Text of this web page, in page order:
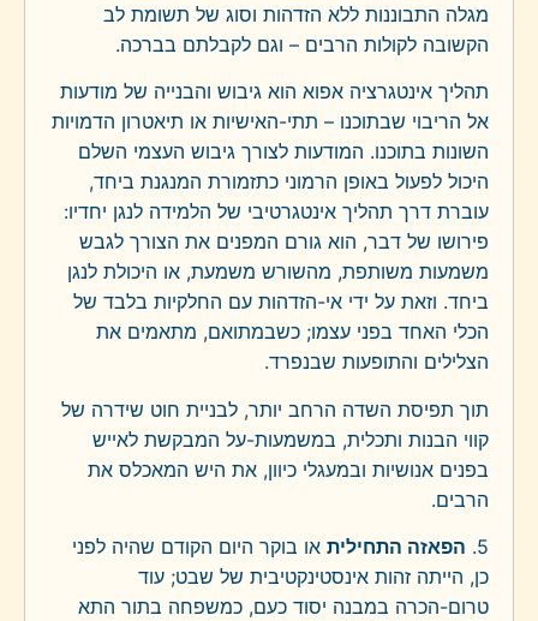
מגלה התבוננות ללא הזדהות וסוג של תשומת לב
הקשובה לקולות הרבים – וגם לקבלתם בברכה.
תהליך אינטגרציה אפוא הוא גיבוש והבנייה של מודעות
אל הריבוי שבתוכנו – תתי-האישיות או תיאטרון הדמויות
השונות בתוכנו. המודעות לצורך גיבוש העצמי השלם
היכול לפעול באופן הרמוני כתזמורת המנגנת ביחד,
עוברת דרך תהליך אינטגרטיבי של הלמידה לנגן יחדיו:
פירושו של דבר, הוא גורם המפנים את הצורך לגבש
משמעות משותפת, מהשורש משמעת, או היכולת לנגן
ביחד. וזאת על ידי אי-הזדהות עם החלקיות בלבד של
הכלי האחד בפני עצמו; כשבמתואם, מתאמים את
הצלילים והתופעות שבנפרד.
תוך תפיסת השדה הרחב יותר, לבניית חוט שידרה של
קווי הבנות ותכלית, במשמעות-על המבקשת לאייש
בפנים אנושיות ובמעגלי כיוון, את היש המאכלס את
הרבים.
5. הפאזה התחילית או בוקר היום הקודם שהיה לפני
כן, הייתה זהות אינסטינקטיבית של שבט; עוד
טרום-הכרה במבנה יסוד כעם, כמשפחה בתור התא